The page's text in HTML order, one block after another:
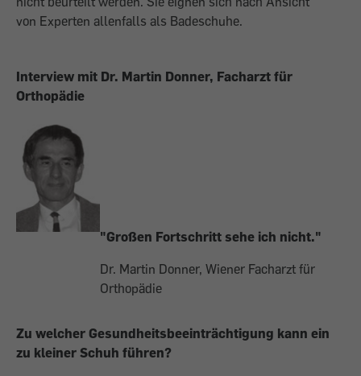
von Experten allenfalls als Badeschuhe.
Interview mit Dr. Martin Donner, Facharzt für
Orthopädie
"Großen Fortschritt sehe ich nicht."
Dr. Martin Donner, Wiener Facharzt für
Orthopädie
Zu welcher Gesundheitsbeeinträchtigung kann ein
zu kleiner Schuh führen?